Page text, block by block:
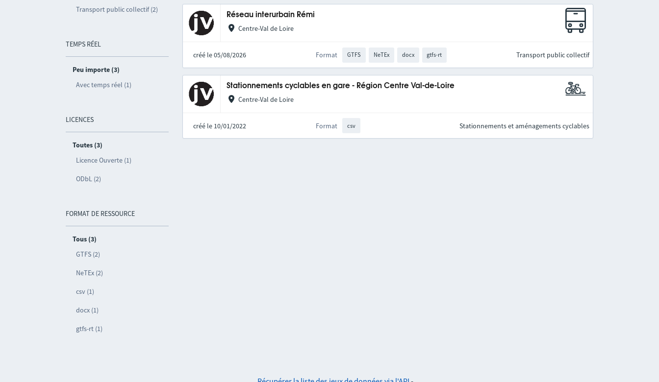
Transport public collectif (2)
TEMPS RÉEL
Peu importe (3)
Avec temps réel (1)
LICENCES
Toutes (3)
Licence Ouverte (1)
ODbL (2)
FORMAT DE RESSOURCE
Tous (3)
GTFS (2)
NeTEx (2)
csv (1)
docx (1)
gtfs-rt (1)
Réseau interurbain Rémi
Centre-Val de Loire
créé le 05/08/2026 Format GTFS NeTEx docx gtfs-rt Transport public collectif
Stationnements cyclables en gare - Région Centre Val-de-Loire
Centre-Val de Loire
créé le 10/01/2022 Format csv Stationnements et aménagements cyclables